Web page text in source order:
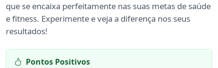
que se encaixa perfeitamente nas suas metas de saúde
e fitness. Experimente e veja a diferença nos seus
resultados!
Pontos Positivos